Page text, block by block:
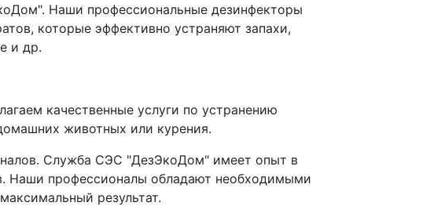
Наши профессиональные дезинфекторы
которые эффективно устраняют запахи,
и др.
качественные услуги по устранению
животных или курения.
Служба СЭС "ДезЭкоДом" имеет опыт в
Наши профессионалы обладают необходимыми
результат.